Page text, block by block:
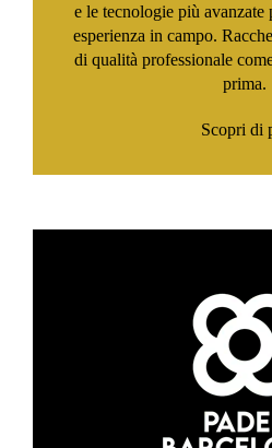
e le tecnologie più
esperienza in campo.
di qualità professionale
prima.
Scopri di